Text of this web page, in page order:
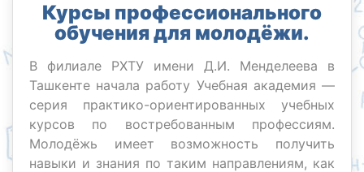
Курсы профессионального
обучения для молодёжи.
В филиале РХТУ имени Д.И. Менделеева в
Ташкенте начала работу Учебная академия —
серия практико-ориентированных учебных
курсов по востребованным профессиям.
Молодёжь имеет возможность получить
навыки и знания по таким направлениям, как